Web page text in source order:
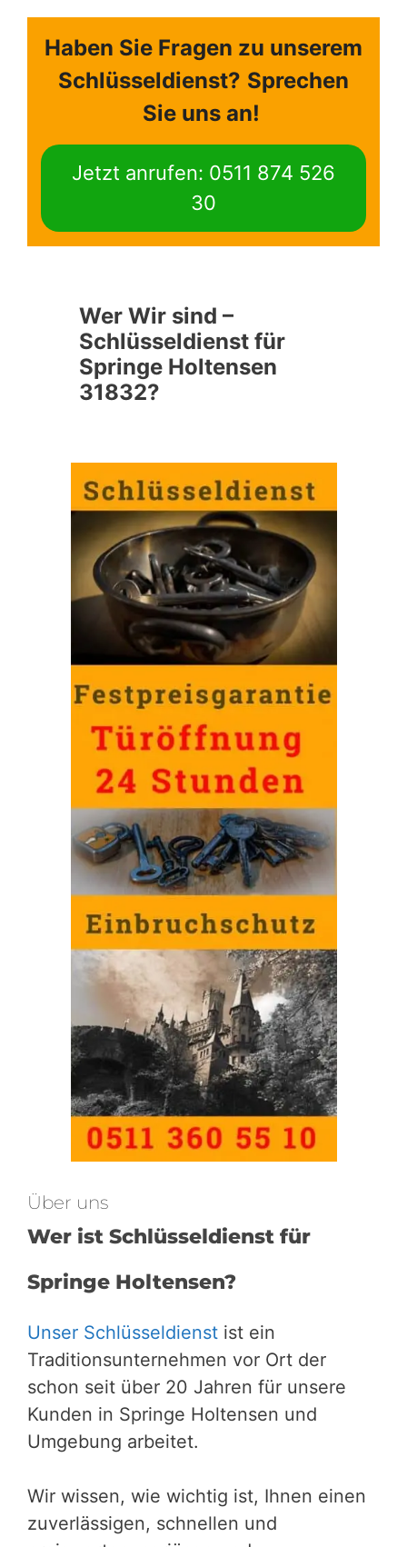
Haben Sie Fragen zu unserem
Schlüsseldienst? Sprechen
Sie uns an!
Jetzt anrufen: 0511 874 526
30
Wer Wir sind –
Schlüsseldienst für
Springe Holtensen
31832?
Über uns
Wer ist Schlüsseldienst für
Springe Holtensen?
Unser Schlüsseldienst ist ein
Traditionsunternehmen vor Ort der
schon seit über 20 Jahren für unsere
Kunden in Springe Holtensen und
Umgebung arbeitet.
Wir wissen, wie wichtig ist, Ihnen einen
zuverlässigen, schnellen und